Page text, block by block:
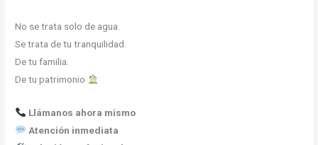
No se trata solo de agua.
Se trata de tu tranquilidad.
De tu familia.
De tu patrimonio
Llámanos ahora mismo
Atención inmediata